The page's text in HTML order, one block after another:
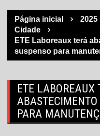
Página inicial 2025
Cidade
ETE Laboreaux terá
suspenso para
ETE LABOREAUX
PARA